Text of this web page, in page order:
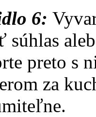
6:
súhlas
preto s
za